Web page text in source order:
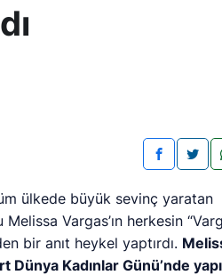
ülkede büyük sevinç yaratan
Vargas’ın herkesin
bir anıt heykel yaptırdı.
Dünya Kadınlar Günü’nde